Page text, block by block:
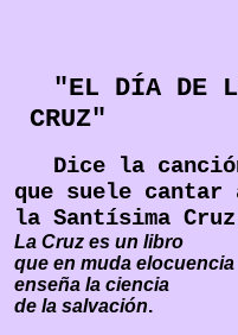
"EL DÍA DE
CRUZ"
Dice la
que suele cantar
la Santísima
La Cruz es un libro
que en muda elocuencia
enseña la ciencia
de la salvación.